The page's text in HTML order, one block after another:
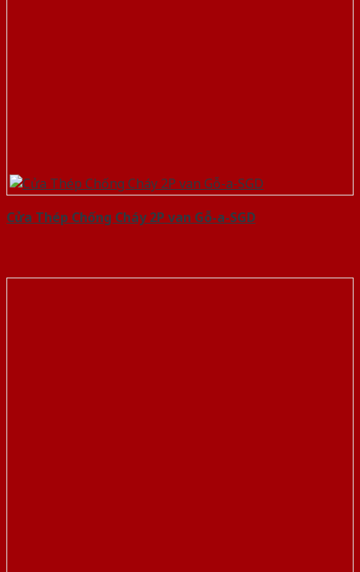
Cửa Thép Chống Cháy 2P van Gỗ-a-SGD